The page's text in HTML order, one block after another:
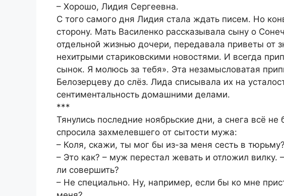
– Хорошо, Лидия Сергеевна.
С того самого дня Лидия стала ждать писем. Но
сторону. Мать Василенко рассказывала сыну о
отдельной жизнью дочери, передавала приветы от
нехитрыми стариковскими новостями. И всегда
сынок. Я молюсь за тебя». Эта незамысловатая
Белозерцеву до слёз. Лида списывала их на
сентиментальность домашними делами.
***
Тянулись последние ноябрьские дни, а снега всё
спросила захмелевшего от сытости мужа:
– Коля, скажи, ты мог бы из-за меня сесть в тюрьму?
– Это как? – муж перестал жевать и отложил вилку.
ли совершить?
– Не специально. Ну, например, если бы ко мне